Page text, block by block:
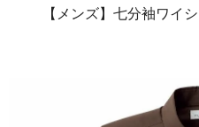
【メンズ】七分袖ワイ